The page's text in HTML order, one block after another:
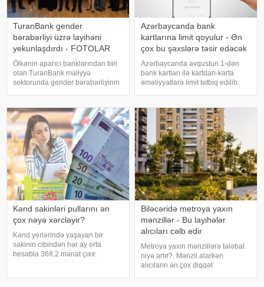
TuranBank gender
bərabərliyi üzrə layihəni
yekunlaşdırdı - FOTOLAR
Ölkənin aparıcı banklarından biri
olan TuranBank maliyyə
sektorunda gender bərabərliyinin
Layihə FINMA tərəfindən
tənzimlənən aparıcı İsveçrə fondu
Enabling Qapita
Azərbaycanda bank
kartlarına limit qoyulur - Ən
çox bu şəxslərə təsir edəcək
Azərbaycanda avqustun 1-dən
bank kartları ilə kartdan-karta
əməliyyatlara limit tətbiq edilib.
əldə edilmiş razılığa əsasən
ölkədə kartla əməliyyatlara ("card-
to-card"
Kənd sakinləri pullarını ən
çox nəyə xərcləyir?
Kənd yerlərində yaşayan bir
sakinin cibindən hər ay orta
hesabla 368,2 manat çıxır.
Biləcəridə metroya yaxın
mənzillər - Bu layihələr
alıcıları cəlb edir
Metroya yaxın mənzillərə tələbat
niyə artır?. Mənzil alarkən
alıcıların ən çox diqqət